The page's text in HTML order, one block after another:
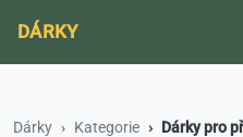
DÁRKY
Dárky Kategorie Dárky pro